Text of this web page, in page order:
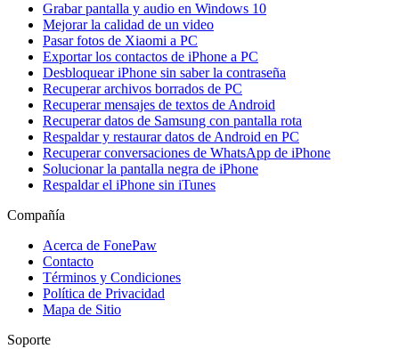
Grabar pantalla y audio en Windows 10
Mejorar la calidad de un video
Pasar fotos de Xiaomi a PC
Exportar los contactos de iPhone a PC
Desbloquear iPhone sin saber la contraseña
Recuperar archivos borrados de PC
Recuperar mensajes de textos de Android
Recuperar datos de Samsung con pantalla rota
Respaldar y restaurar datos de Android en PC
Recuperar conversaciones de WhatsApp de iPhone
Solucionar la pantalla negra de iPhone
Respaldar el iPhone sin iTunes
Compañía
Acerca de FonePaw
Contacto
Términos y Condiciones
Política de Privacidad
Mapa de Sitio
Soporte